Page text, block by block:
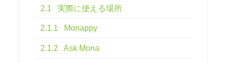
2.1 実際に使える場所
2.1.1 Monappy
2.1.2 Ask Mona